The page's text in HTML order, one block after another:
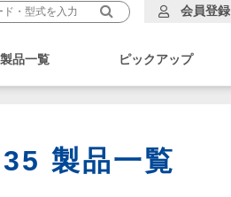
製品一覧 ピックアップ
会員登録
製品一覧